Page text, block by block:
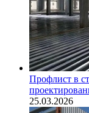
Профлист в
25.03.2026